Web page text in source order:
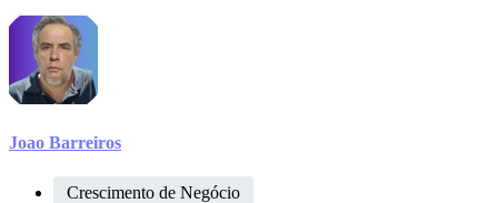
Joao Barreiros
Crescimento de Negócio